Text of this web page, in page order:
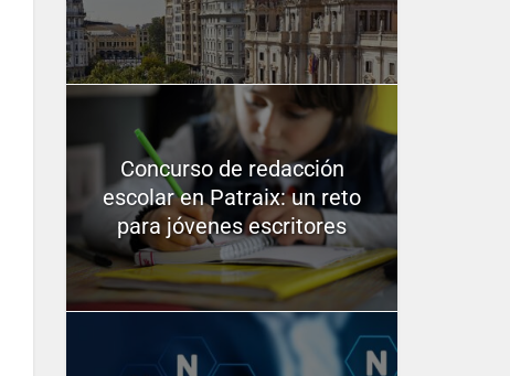
Concurso de redacción
escolar en Patraix: un reto
para jóvenes escritores